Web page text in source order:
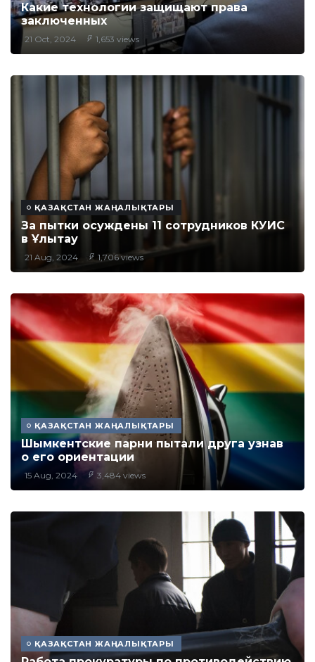
Какие технологии защищают права
заключенных
21 Oct, 2024 1,653 views
ҚАЗАҚСТАН ЖАҢАЛЫҚТАРЫ
За пытки осуждены 11 сотрудников КУИС
в Ұлытау
21 Aug, 2024 1,706 views
ҚАЗАҚСТАН ЖАҢАЛЫҚТАРЫ
Шымкентские парни пытали друга узнав
о его ориентации
15 Aug, 2024 3,484 views
ҚАЗАҚСТАН ЖАҢАЛЫҚТАРЫ